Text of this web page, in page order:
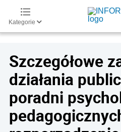
Kategorie
Szczegółowe
działania
poradni